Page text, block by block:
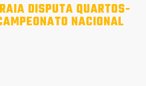
DISPUTA QUARTOS-
NACIONAL